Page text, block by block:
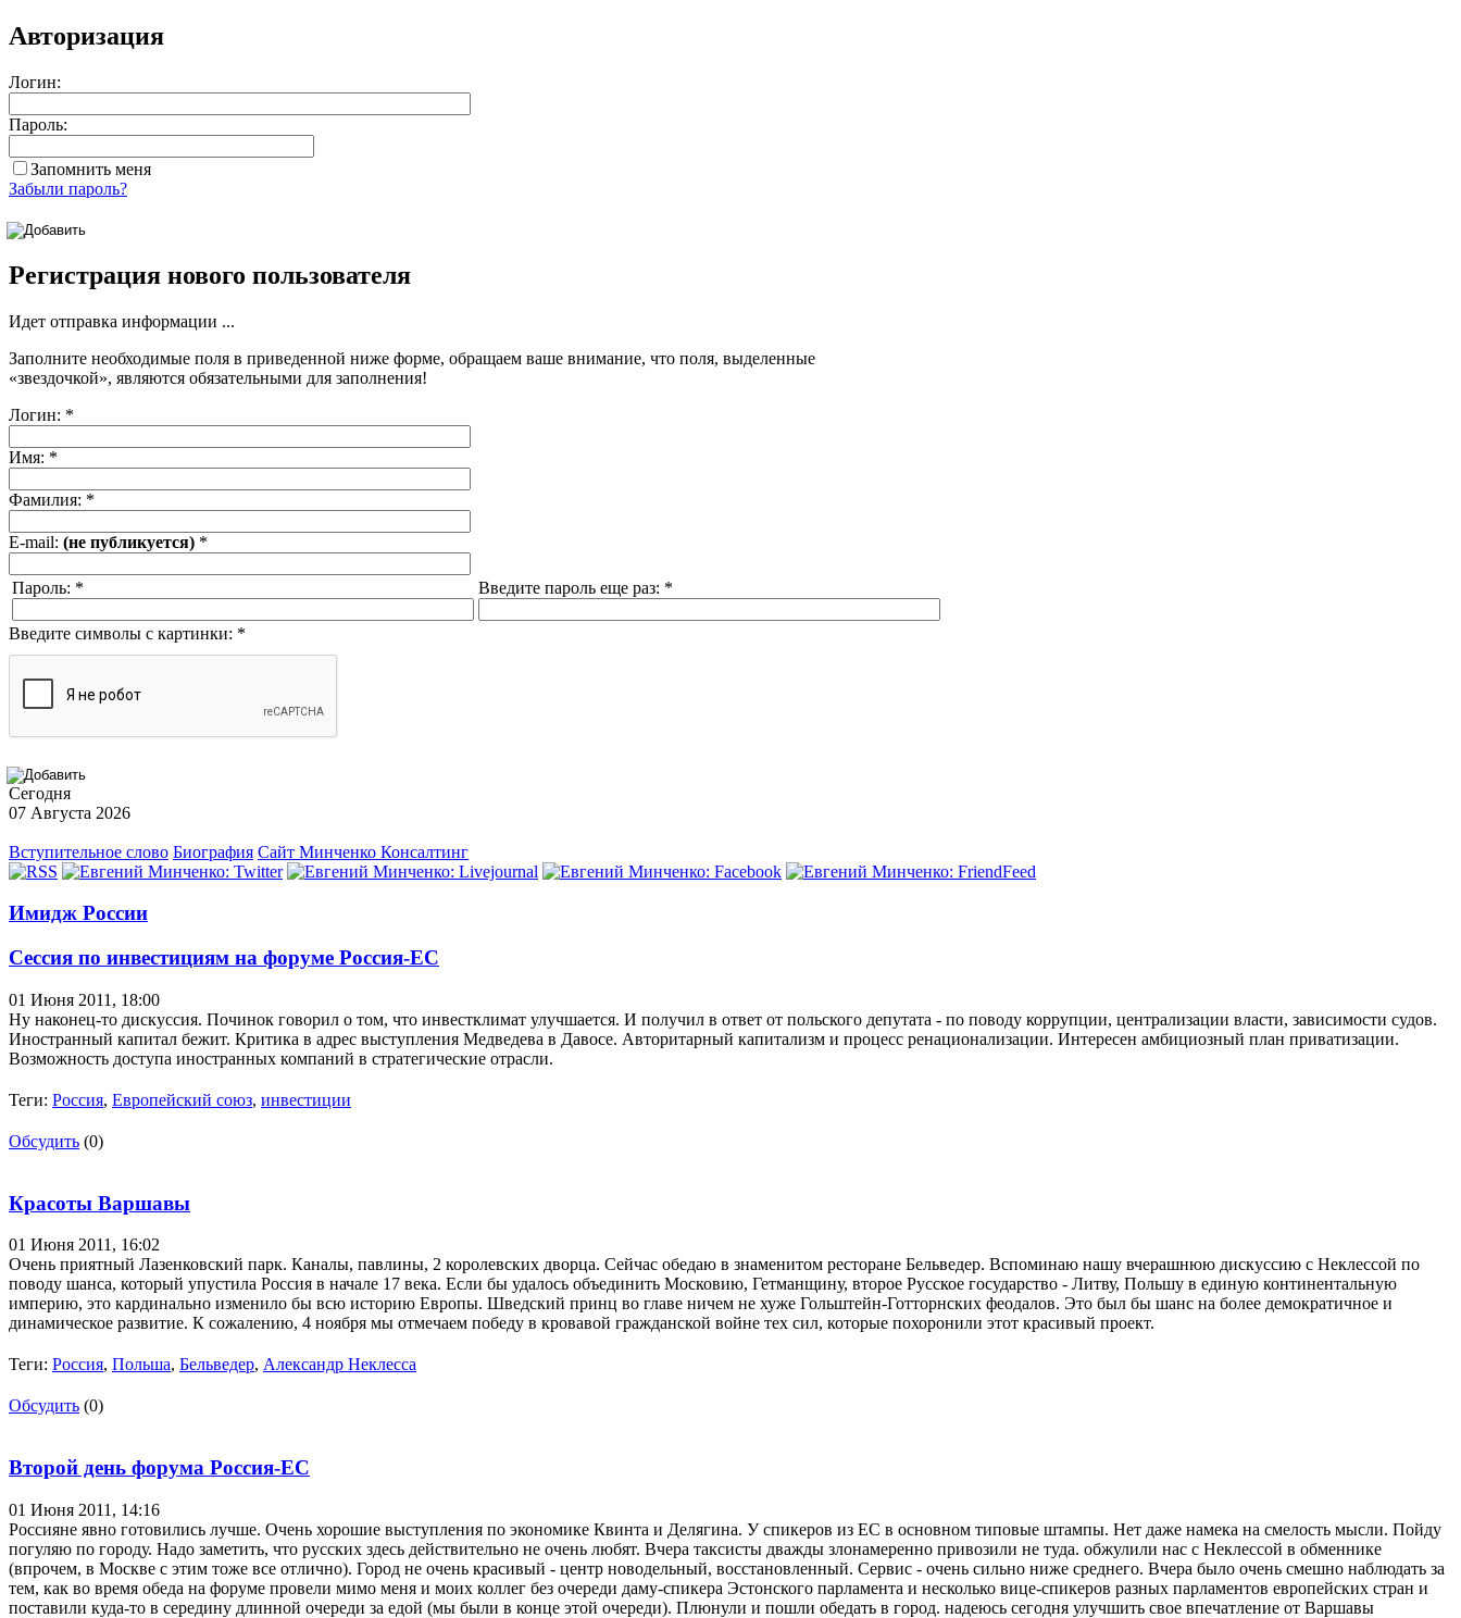
Авторизация
Логин:
Пароль:
Запомнить меня
Забыли пароль?
Регистрация нового пользователя
Идет отправка информации ...
Заполните необходимые поля в приведенной ниже форме, обращаем ваше внимание, что поля, выделенные
«звездочкой», являются обязательными для заполнения!
Логин: *
Имя: *
Фамилия: *
E-mail: (не публикуется) *
Пароль: * Введите пароль еще раз: *
Введите символы с картинки: *
Сегодня
07 Августа 2026
Вступительное слово Биография Сайт Минченко Консалтинг
Имидж России
Сессия по инвестициям на форуме Россия-ЕС
01 Июня 2011, 18:00
Ну наконец-то дискуссия. Починок говорил о том, что инвестклимат улучшается. И получил в ответ от польского депутата - по поводу коррупции, централизации власти, зависимости судов.
Иностранный капитал бежит. Критика в адрес выступления Медведева в Давосе. Авторитарный капитализм и процесс ренационализации. Интересен амбициозный план приватизации.
Возможность доступа иностранных компаний в стратегические отрасли.
Теги: Россия, Европейский союз, инвестиции
Обсудить (0)
Красоты Варшавы
01 Июня 2011, 16:02
Очень приятный Лазенковский парк. Каналы, павлины, 2 королевских дворца. Сейчас обедаю в знаменитом ресторане Бельведер. Вспоминаю нашу вчерашнюю дискуссию с Неклессой по
поводу шанса, который упустила Россия в начале 17 века. Если бы удалось объединить Московию, Гетманщину, второе Русское государство - Литву, Польшу в единую континентальную
империю, это кардинально изменило бы всю историю Европы. Шведский принц во главе ничем не хуже Гольштейн-Готторнских феодалов. Это был бы шанс на более демократичное и
динамическое развитие. К сожалению, 4 ноября мы отмечаем победу в кровавой гражданской войне тех сил, которые похоронили этот красивый проект.
Теги: Россия, Польша, Бельведер, Александр Неклесса
Обсудить (0)
Второй день форума Россия-ЕС
01 Июня 2011, 14:16
Россияне явно готовились лучше. Очень хорошие выступления по экономике Квинта и Делягина. У спикеров из ЕС в основном типовые штампы. Нет даже намека на смелость мысли. Пойду
погуляю по городу. Надо заметить, что русских здесь действительно не очень любят. Вчера таксисты дважды злонамеренно привозили не туда. обжулили нас с Неклессой в обменнике
(впрочем, в Москве с этим тоже все отлично). Город не очень красивый - центр новодельный, восстановленный. Сервис - очень сильно ниже среднего. Вчера было очень смешно наблюдать за
тем, как во время обеда на форуме провели мимо меня и моих коллег без очереди даму-спикера Эстонского парламента и несколько вице-спикеров разных парламентов европейских стран и
поставили куда-то в середину длинной очереди за едой (мы были в конце этой очереди). Плюнули и пошли обедать в город. надеюсь сегодня улучшить свое впечатление от Варшавы